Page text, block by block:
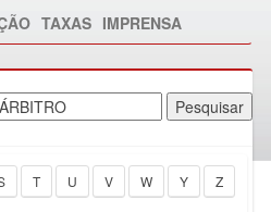
TAXAS IMPRENSA
T U V W Y Z